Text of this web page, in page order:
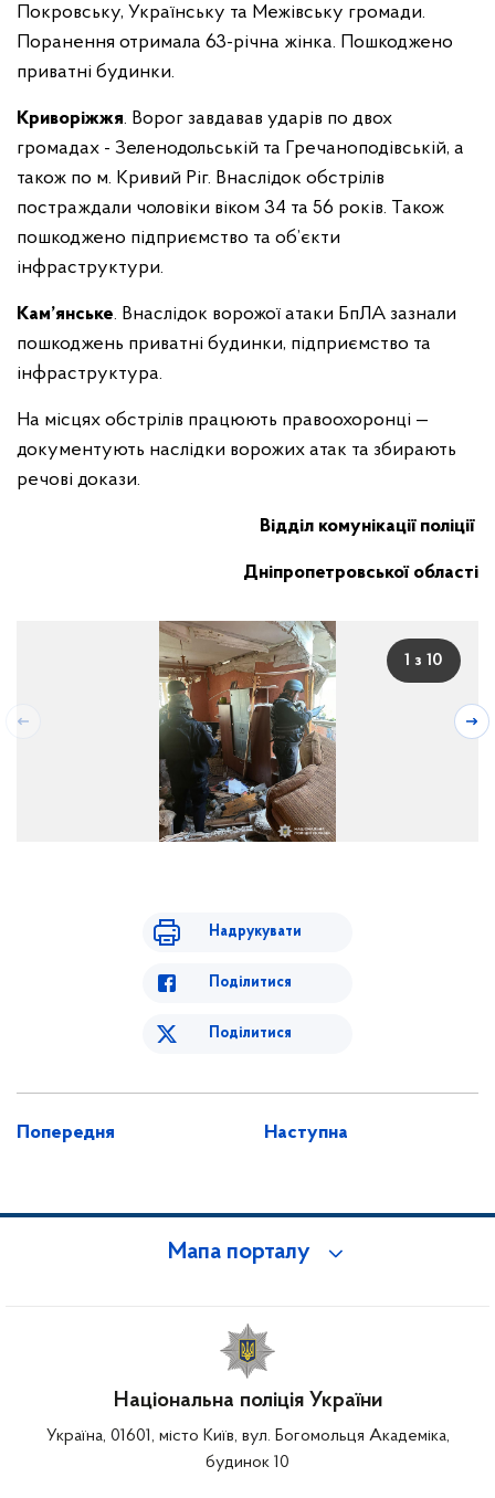
Покровську, Українську та Межівську громади.
Поранення отримала 63-річна жінка. Пошкоджено
приватні будинки.
Криворіжжя. Ворог завдавав ударів по двох
громадах - Зеленодольській та Гречаноподівській, а
також по м. Кривий Ріг. Внаслідок обстрілів
постраждали чоловіки віком 34 та 56 років. Також
пошкоджено підприємство та об’єкти
інфраструктури.
Кам’янське. Внаслідок ворожої атаки БпЛА зазнали
пошкоджень приватні будинки, підприємство та
інфраструктура.
На місцях обстрілів працюють правоохоронці —
документують наслідки ворожих атак та збирають
речові докази.
Відділ комунікації поліції
Дніпропетровської області
1 з 10
Надрукувати
Поділитися
Поділитися
Попередня Наступна
Мапа порталу
Національна поліція України
Україна, 01601, місто Київ, вул. Богомольця Академіка,
будинок 10